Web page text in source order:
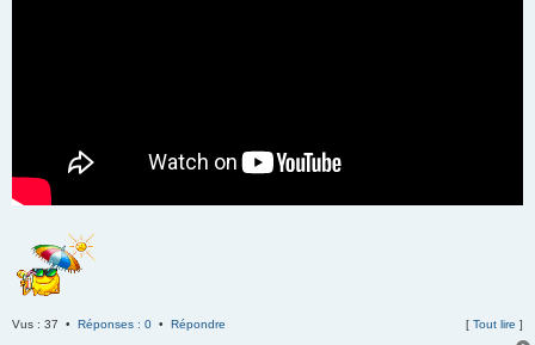
Vus : 37 • Réponses : 0 • Répondre [ Tout lire ]